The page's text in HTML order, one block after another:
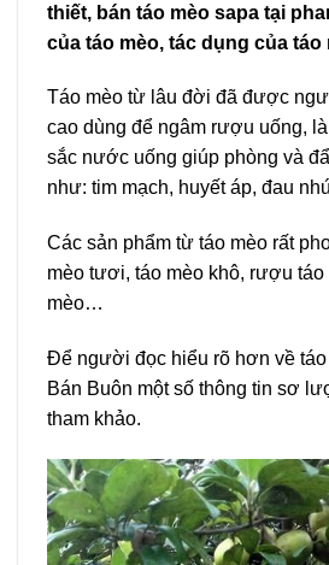
thiết, bán táo mèo sapa tại
của táo mèo, tác dụng của táo
Táo mèo từ lâu đời đã được
cao dùng để ngâm rượu uống,
sắc nước uống giúp phòng và
như: tim mạch, huyết áp, đau
Các sản phẩm từ táo mèo rất
mèo tươi, táo mèo khô, rượu táo
mèo…
Để người đọc hiểu rõ hơn về táo
Bán Buôn một số thông tin sơ
tham khảo.